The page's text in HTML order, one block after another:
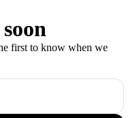
first to know when we